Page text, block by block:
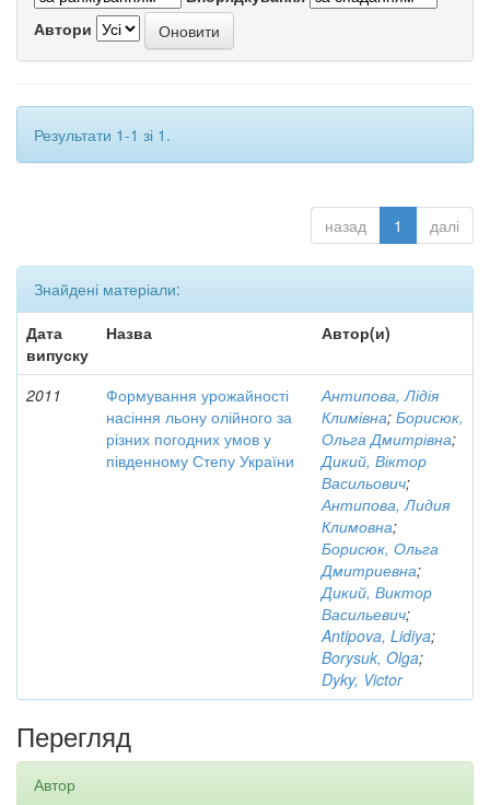
Автори
Результати 1-1 зі 1.
назад 1 далі
Знайдені матеріали:
Дата
випуску
Назва Автор(и)
2011
Формування урожайності
насіння льону олійного за
різних погодних умов у
південному Степу України
Антипова, Лідія
Климівна; Борисюк,
Ольга Дмитрівна;
Дикий, Віктор
Васильович;
Антипова, Лидия
Климовна;
Борисюк, Ольга
Дмитриевна;
Дикий, Виктор
Васильевич;
Antipova, Lidiya;
Borysuk, Olga;
Dyky, Victor
Перегляд
Автор